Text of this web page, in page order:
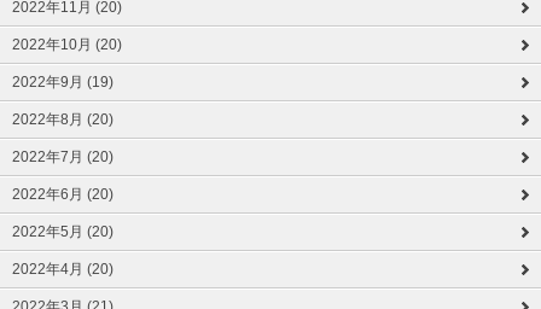
2022年11月 (20)
2022年10月 (20)
2022年9月 (19)
2022年8月 (20)
2022年7月 (20)
2022年6月 (20)
2022年5月 (20)
2022年4月 (20)